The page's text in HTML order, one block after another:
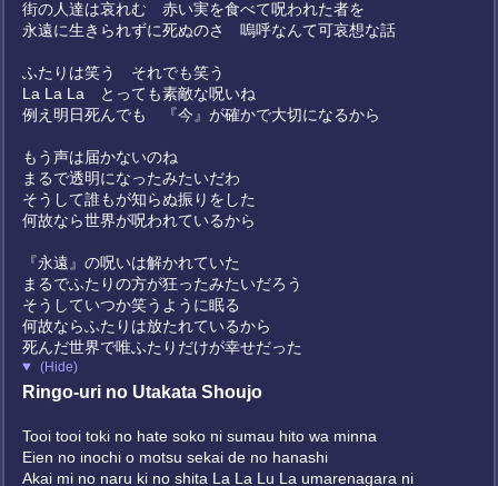
街の人達は哀れむ 赤い実を食べて呪われた者を
永遠に生きられずに死ぬのさ 嗚呼なんて可哀想な話
ふたりは笑う それでも笑う
La La La とっても素敵な呪いね
例え明日死んでも 『今』が確かで大切になるから
もう声は届かないのね
まるで透明になったみたいだわ
そうして誰もが知らぬ振りをした
何故なら世界が呪われているから
『永遠』の呪いは解かれていた
まるでふたりの方が狂ったみたいだろう
そうしていつか笑うように眠る
何故ならふたりは放たれているから
死んだ世界で唯ふたりだけが幸せだった
(Hide)
Ringo-uri no Utakata Shoujo
Tooi tooi toki no hate soko ni sumau hito wa minna
Eien no inochi o motsu sekai de no hanashi
Akai mi no naru ki no shita La La Lu La umarenagara ni